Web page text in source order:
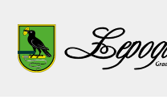
Ova
web
stranica
Open
Close